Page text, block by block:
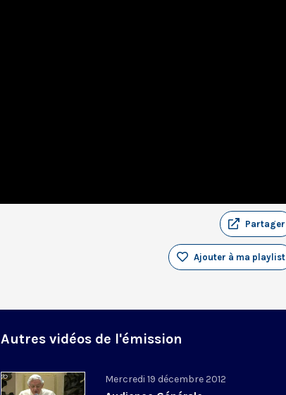
Partager
Ajouter à ma playlist
Autres vidéos de l'émission
Mercredi 19 décembre 2012